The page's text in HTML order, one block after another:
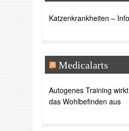
Katzenkrankheiten –
Medicalarts
Autogenes Training
das Wohlbefinden aus